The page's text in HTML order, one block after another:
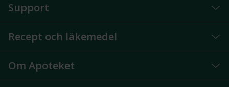
Support
Recept och läkemedel
Om Apoteket